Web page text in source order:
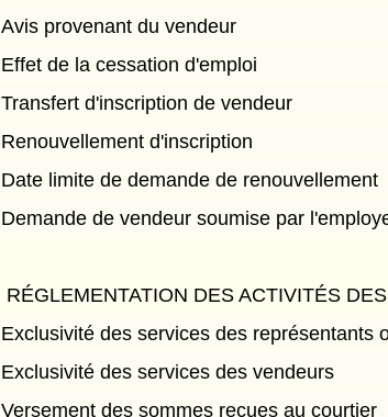
Avis provenant du vendeur
Effet de la cessation d'emploi
Transfert d'inscription de vendeur
Renouvellement d'inscription
Date limite de demande de renouvellement
Demande de vendeur soumise par
RÉGLEMENTATION DES ACTIVITÉS
Exclusivité des services des représentants
Exclusivité des services des vendeurs
Versement des sommes reçues au courtier